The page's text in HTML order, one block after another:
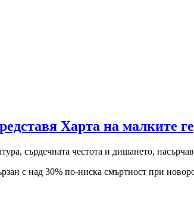
Харта на малките
сърдечната честота и дишането,
с над 30% по-ниска смъртност при